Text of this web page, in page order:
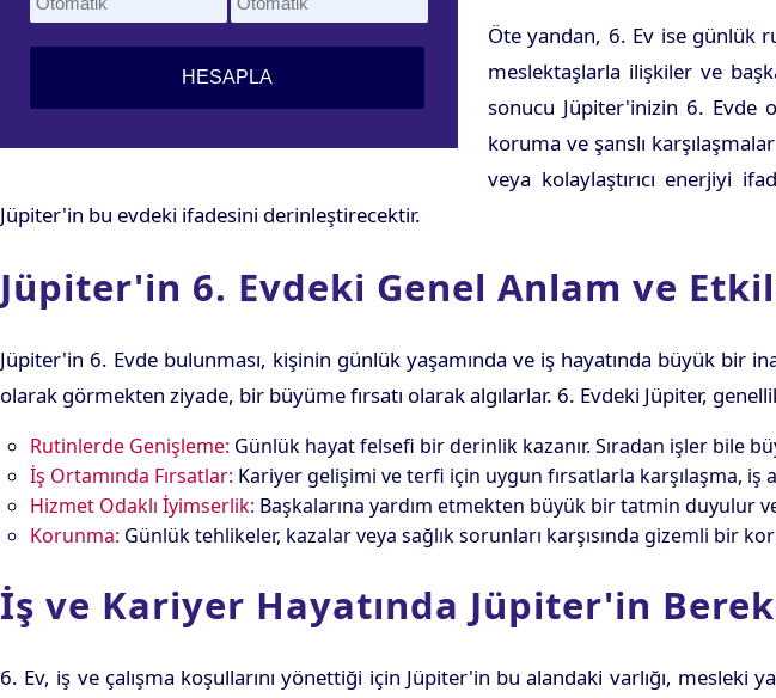
Öte yandan, 6. Ev ise günlük
meslektaşlarla ilişkiler ve
sonucu Jüpiter'inizin 6. Evde
koruma ve şanslı
veya kolaylaştırıcı enerjiyi
Jüpiter'in bu evdeki ifadesini derinleştirecektir.
Jüpiter'in 6. Evdeki Genel Anlam ve
Jüpiter'in 6. Evde bulunması, kişinin günlük yaşamında ve iş hayatında büyük
olarak görmekten ziyade, bir büyüme fırsatı olarak algılarlar. 6. Evdeki Jüpiter,
Rutinlerde Genişleme: Günlük hayat felsefi bir derinlik kazanır. Sıradan işler bile
İş Ortamında Fırsatlar: Kariyer gelişimi ve terfi için uygun fırsatlarla karşılaşma,
Hizmet Odaklı İyimserlik: Başkalarına yardım etmekten büyük bir tatmin duyulur
Korunma: Günlük tehlikeler, kazalar veya sağlık sorunları karşısında gizemli bir
İş ve Kariyer Hayatında Jüpiter'in
6. Ev, iş ve çalışma koşullarını yönettiği için Jüpiter'in bu alandaki varlığı,